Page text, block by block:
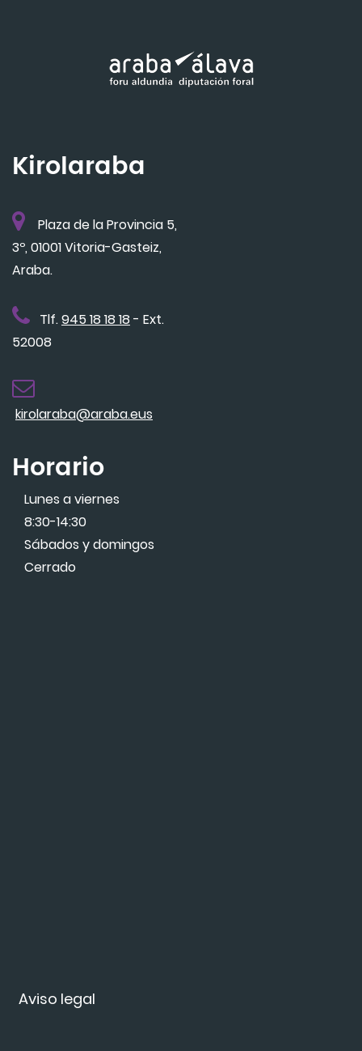
Aviso legal
Kirolaraba
Plaza de la Provincia 5,
3º, 01001 Vitoria-Gasteiz,
Araba.
Tlf.945 18 18 18 - Ext.
52008
kirolaraba@araba.eus
Horario
Lunes a viernes
8:30-14:30
Sábados y domingos
Cerrado